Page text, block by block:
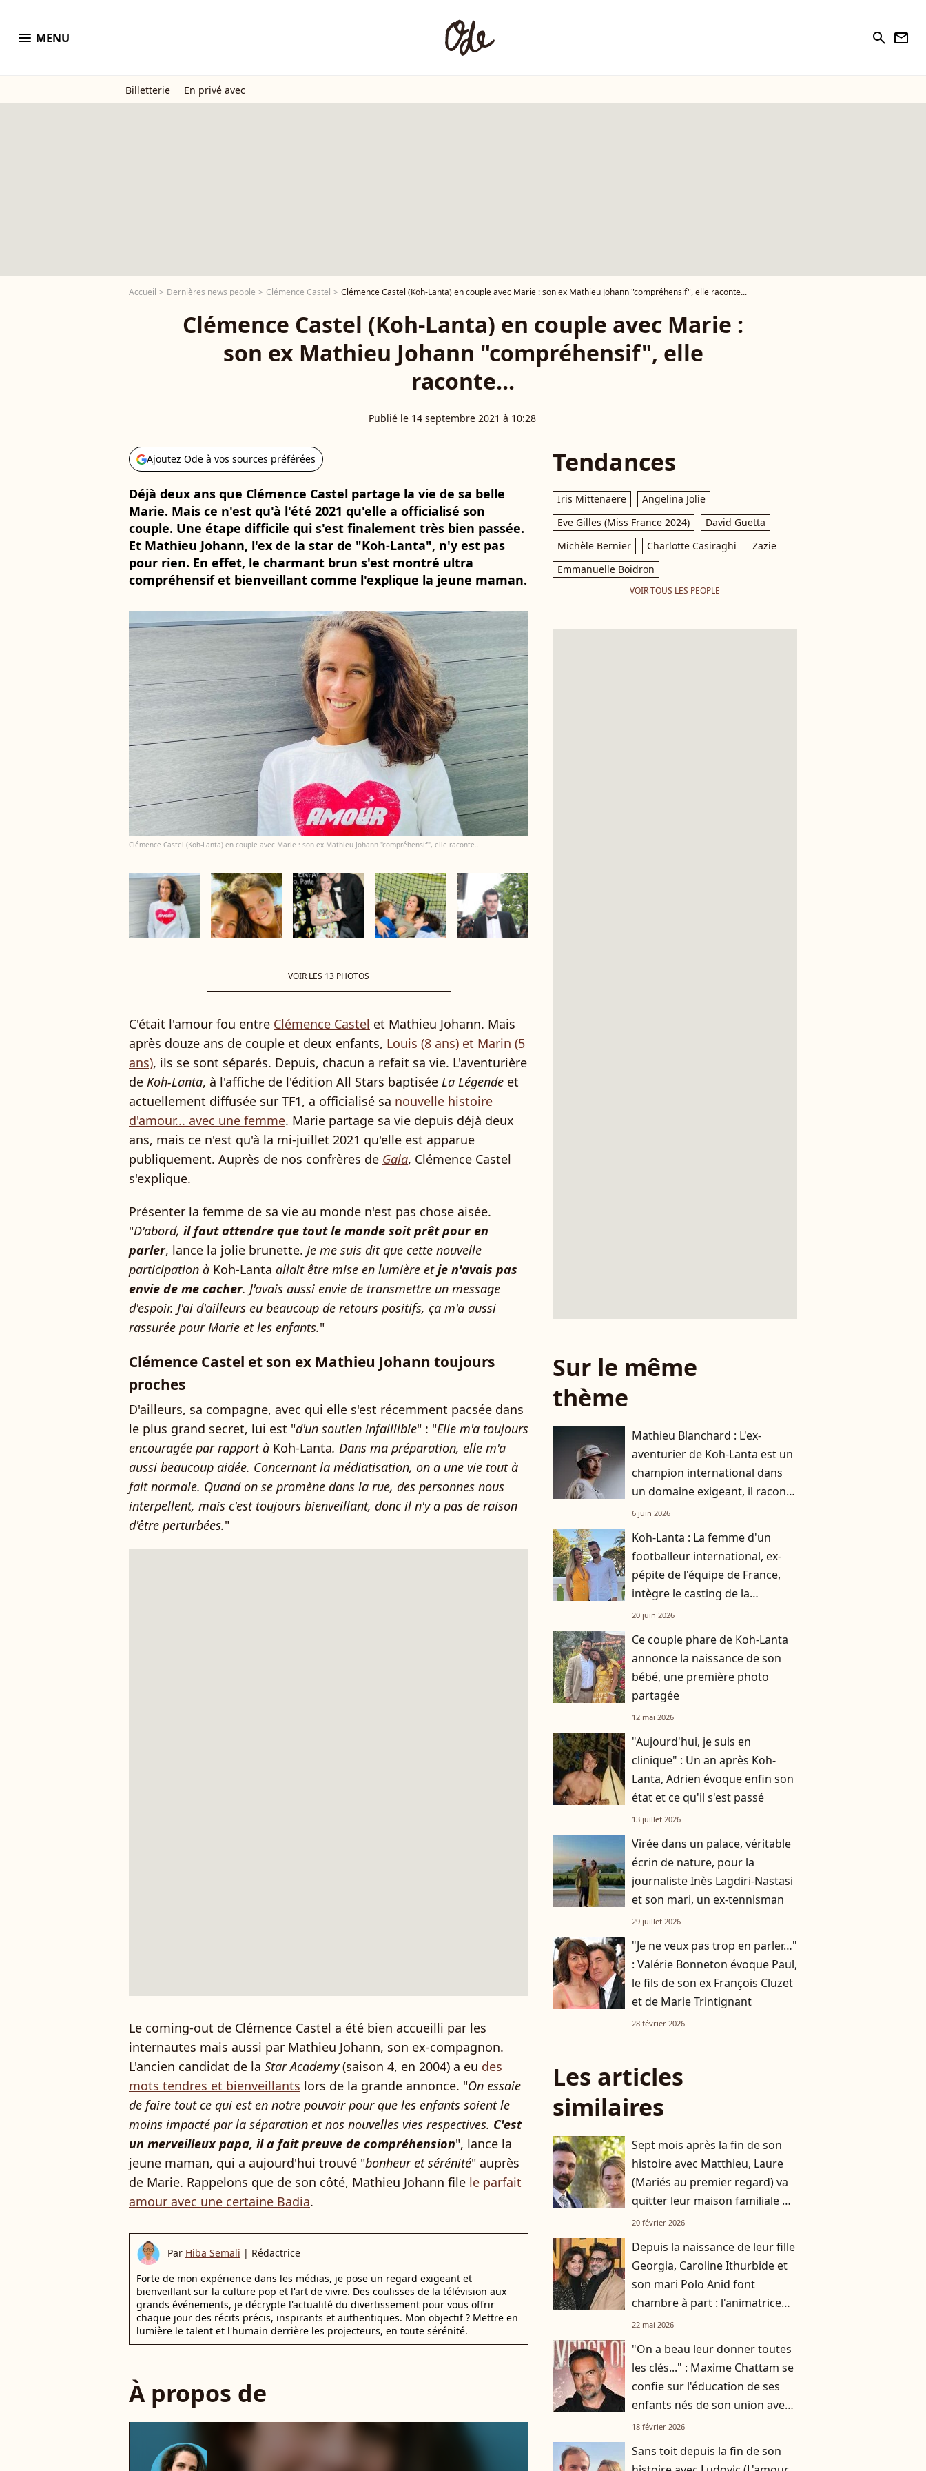
menu MENU search newsletter
Billetterie En privé avec
Accueil Dernières news people Clémence Castel Clémence Castel (Koh-Lanta) en couple avec Marie : son ex Mathieu Johann "compréhensif", elle raconte...
Clémence Castel (Koh-Lanta) en couple avec Marie :
son ex Mathieu Johann "compréhensif", elle
raconte...
Publié le 14 septembre 2021 à 10:28
Ajoutez Ode à vos sources préférées
Déjà deux ans que Clémence Castel partage la vie de sa belle
Marie. Mais ce n'est qu'à l'été 2021 qu'elle a officialisé son
couple. Une étape difficile qui s'est finalement très bien passée.
Et Mathieu Johann, l'ex de la star de "Koh-Lanta", n'y est pas
pour rien. En effet, le charmant brun s'est montré ultra
compréhensif et bienveillant comme l'explique la jeune maman.
Clémence Castel (Koh-Lanta) en couple avec Marie : son ex Mathieu Johann "compréhensif", elle raconte...
VOIR LES 13 PHOTOS
C'était l'amour fou entre Clémence Castel et Mathieu Johann. Mais
après douze ans de couple et deux enfants, Louis (8 ans) et Marin (5
ans), ils se sont séparés. Depuis, chacun a refait sa vie. L'aventurière
de Koh-Lanta, à l'affiche de l'édition All Stars baptisée La Légende et
actuellement diffusée sur TF1, a officialisé sa nouvelle histoire
d'amour... avec une femme. Marie partage sa vie depuis déjà deux
ans, mais ce n'est qu'à la mi-juillet 2021 qu'elle est apparue
publiquement. Auprès de nos confrères de Gala, Clémence Castel
s'explique.
Présenter la femme de sa vie au monde n'est pas chose aisée.
"D'abord, il faut attendre que tout le monde soit prêt pour en
parler, lance la jolie brunette. Je me suis dit que cette nouvelle
participation à Koh-Lanta allait être mise en lumière etje n'avais pas
envie de me cacher. J'avais aussi envie de transmettre un message
d'espoir. J'ai d'ailleurs eu beaucoup de retours positifs, ça m'a aussi
rassurée pour Marie et les enfants."
Clémence Castel et son ex Mathieu Johann toujours
proches
D'ailleurs, sa compagne, avec qui elle s'est récemment pacsée dans
le plus grand secret, lui est "d'un soutien infaillible" : "Elle m'a toujours
encouragée par rapport à Koh-Lanta. Dans ma préparation, elle m'a
aussi beaucoup aidée. Concernant la médiatisation, on a une vie tout à
fait normale. Quand on se promène dans la rue, des personnes nous
interpellent, mais c'est toujours bienveillant, donc il n'y a pas de raison
d'être perturbées."
Le coming-out de Clémence Castel a été bien accueilli par les
internautes mais aussi par Mathieu Johann, son ex-compagnon.
L'ancien candidat de la Star Academy(saison 4, en 2004) a eu des
mots tendres et bienveillants lors de la grande annonce. "On essaie
de faire tout ce qui est en notre pouvoir pour que les enfants soient le
moins impacté par la séparation et nos nouvelles vies respectives. C'est
un merveilleux papa, il a fait preuve de compréhension", lance la
jeune maman, qui a aujourd'hui trouvé "bonheur et sérénité" auprès
de Marie. Rappelons que de son côté, Mathieu Johann file le parfait
amour avec une certaine Badia.
Par Hiba Semali | Rédactrice
Forte de mon expérience dans les médias, je pose un regard exigeant et
bienveillant sur la culture pop et l'art de vivre. Des coulisses de la télévision aux
grands événements, je décrypte l'actualité du divertissement pour vous offrir
chaque jour des récits précis, inspirants et authentiques. Mon objectif ? Mettre en
lumière le talent et l'humain derrière les projecteurs, en toute sérénité.
À propos de
Tendances
Iris Mittenaere
Angelina Jolie
Eve Gilles (Miss France 2024)
David Guetta
Michèle Bernier
Charlotte Casiraghi
Zazie
Emmanuelle Boidron
VOIR TOUS LES PEOPLE
Sur le même
thème
Mathieu Blanchard : L'ex-
aventurier de Koh-Lanta est un
champion international dans
un domaine exigeant, il raconte
son quotidien à part
6 juin 2026
Koh-Lanta : La femme d'un
footballeur international, ex-
pépite de l'équipe de France,
intègre le casting de la
prochaine édition
20 juin 2026
Ce couple phare de Koh-Lanta
annonce la naissance de son
bébé, une première photo
partagée
12 mai 2026
"Aujourd'hui, je suis en
clinique" : Un an après Koh-
Lanta, Adrien évoque enfin son
état et ce qu'il s'est passé
13 juillet 2026
Virée dans un palace, véritable
écrin de nature, pour la
journaliste Inès Lagdiri-Nastasi
et son mari, un ex-tennisman
29 juillet 2026
"Je ne veux pas trop en parler…"
: Valérie Bonneton évoque Paul,
le fils de son ex François Cluzet
et de Marie Trintignant
28 février 2026
Les articles
similaires
Sept mois après la fin de son
histoire avec Matthieu, Laure
(Mariés au premier regard) va
quitter leur maison familiale de
180m2 : elle a trouvé son
20 février 2026
Depuis la naissance de leur fille
Georgia, Caroline Ithurbide et
son mari Polo Anid font
chambre à part : l'animatrice
s'en explique
22 mai 2026
"On a beau leur donner toutes
les clés..." : Maxime Chattam se
confie sur l'éducation de ses
enfants nés de son union avec
Faustine Bollaert
18 février 2026
Sans toit depuis la fin de son